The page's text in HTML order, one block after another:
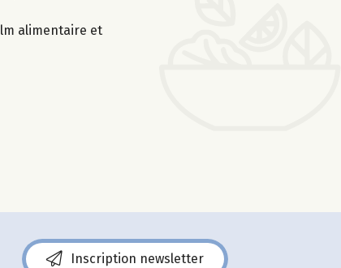
alimentaire et
Inscription newsletter